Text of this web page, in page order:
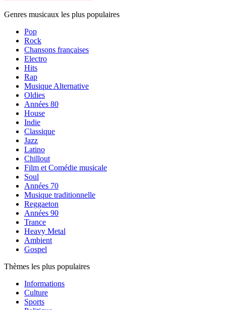
Genres musicaux les plus populaires
Pop
Rock
Chansons françaises
Electro
Hits
Rap
Musique Alternative
Oldies
Années 80
House
Indie
Classique
Jazz
Latino
Chillout
Film et Comédie musicale
Soul
Années 70
Musique traditionnelle
Reggaeton
Années 90
Trance
Heavy Metal
Ambient
Gospel
Thèmes les plus populaires
Informations
Culture
Sports